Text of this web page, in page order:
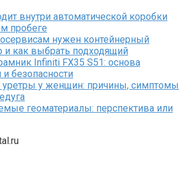
внутри автоматической коробки
пробеге
нужен контейнерный
и как выбрать подходящий
Infiniti FX35 S51: основа
безопасности
уретры у женщин: причины, симптомы
геоматериалы: перспектива или